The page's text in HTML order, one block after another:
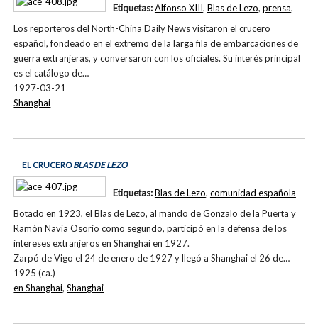
Los reporteros del North-China Daily News visitaron el crucero
español, fondeado en el extremo de la larga fila de embarcaciones de
guerra extranjeras, y conversaron con los oficiales. Su interés principal
es el catálogo de…
1927-03-21
Etiquetas:Alfonso XIII, Blas de Lezo, prensa,
Shanghai
EL CRUCEROBLAS DE LEZO
Botado en 1923, el Blas de Lezo, al mando de Gonzalo de la Puerta y
Ramón Navía Osorio como segundo, participó en la defensa de los
intereses extranjeros en Shanghai en 1927.
Zarpó de Vigo el 24 de enero de 1927 y llegó a Shanghai el 26 de…
1925 (ca.)
Etiquetas:Blas de Lezo, comunidad española
en Shanghai,Shanghai